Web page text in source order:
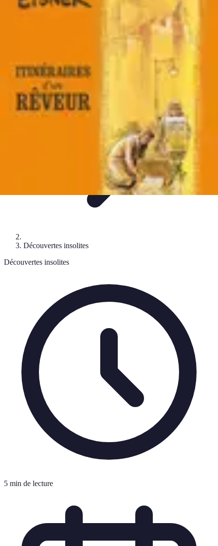
Itinéraires Insolites
Tendances
Découvertes insolites
Découvertes insolites
5 min de lecture